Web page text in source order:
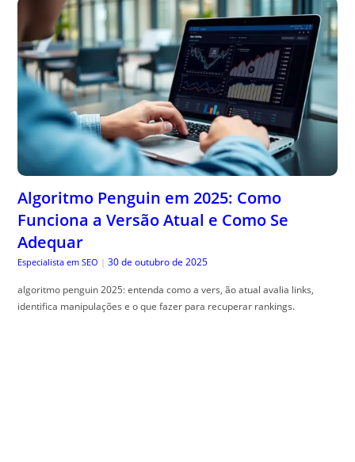
Algoritmo Penguin em 2025: Como
Funciona a Versão Atual e Como Se
Adequar
Especialista em SEO | 30 de outubro de 2025
algoritmo penguin 2025: entenda como a vers, ão atual avalia links,
identifica manipulações e o que fazer para recuperar rankings.